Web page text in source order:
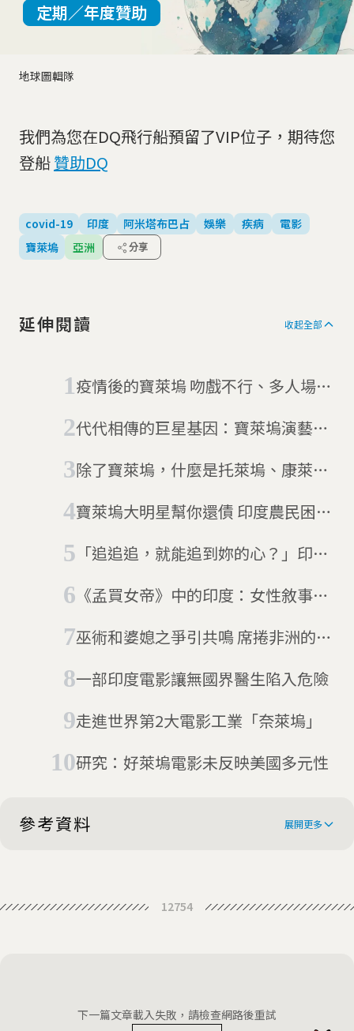
地球圖輯隊
定期／年度贊助
我們為您在DQ飛行船預留了VIP位子，期待您
登船贊助DQ
covid-19 印度 阿米塔布巴占 娛樂 疾病
電影
寶萊塢
亞洲 分享
延伸閱讀 收起全部
疫情後的寶萊塢 吻戲不行、多人場景
代代相傳的巨星基因：寶萊塢演藝世
除了寶萊塢，什麼是托萊塢、康萊
寶萊塢大明星幫你還債 印度農民困境
「追追追，就能追到妳的心？」印度
《孟買女帝》中的印度：女性敘事的
巫術和婆媳之爭引共鳴 席捲非洲的
一部印度電影讓無國界醫生陷入危險
走進世界第2大電影工業「奈萊塢」
研究：好萊塢電影未反映美國多元性
參考資料 展開更多
Coronavirus, Bollywood’s
isolation unit
Bollywood superstar Amitabh
12754
下一篇文章載入失敗，請檢查網路後重試